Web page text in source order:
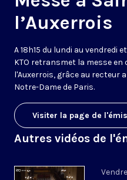
l’Auxerrois
A 18h15 du lundi au vendredi
KTO retransmet la messe en
l'Auxerrois, grâce au recteur
Notre-Dame de Paris.
Visiter la page de
Autres vidéos de